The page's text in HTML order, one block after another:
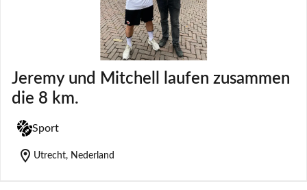
Jeremy und Mitchell laufen zusammen
die 8 km.
Sport
location_on Utrecht, Nederland